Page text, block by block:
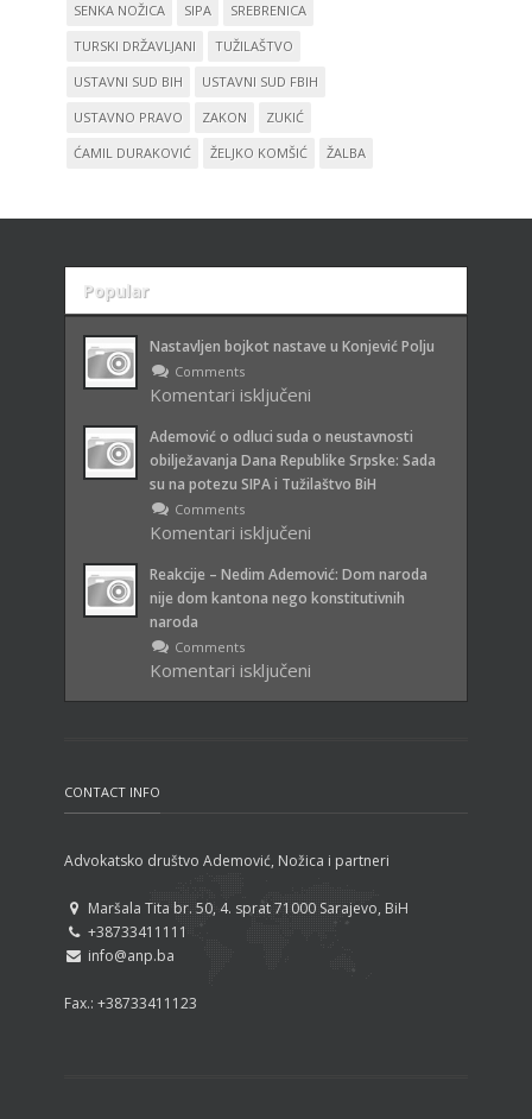
SENKA NOŽICA
SIPA
SREBRENICA
TURSKI DRŽAVLJANI
TUŽILAŠTVO
USTAVNI SUD BIH
USTAVNI SUD FBIH
USTAVNO PRAVO
ZAKON
ZUKIĆ
ĆAMIL DURAKOVIĆ
ŽELJKO KOMŠIĆ ŽALBA
Popular
Recent Nastavljen bojkot nastave u Konjević Polju
Komentari isključeni
Konjević Polju
Comments
Ademović o odluci suda o neustavnosti
obilježavanja Dana Republike Srpske: Sada
su na potezu SIPA i Tužilaštvo BiH
Komentari isključeni
neustavnosti obilježavanja Dana
Republike Srpske: Sada su na
potezu SIPA i Tužilaštvo BiH
Comments
Reakcije – Nedim Ademović: Dom naroda
nije dom kantona nego konstitutivnih
naroda
Komentari isključeni
Comments
CONTACT INFO
Advokatsko društvo Ademović, Nožica i partneri
Maršala Tita br. 50, 4. sprat 71000 Sarajevo, BiH
+38733411111
info@anp.ba
Fax.: +38733411123